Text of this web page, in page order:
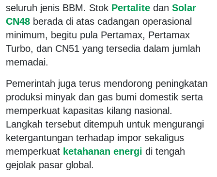
seluruh jenis BBM. Stok Pertalite dan Solar
CN48 berada di atas cadangan operasional
minimum, begitu pula Pertamax, Pertamax
Turbo, dan CN51 yang tersedia dalam jumlah
memadai.
Pemerintah juga terus mendorong peningkatan
produksi minyak dan gas bumi domestik serta
memperkuat kapasitas kilang nasional.
Langkah tersebut ditempuh untuk mengurangi
ketergantungan terhadap impor sekaligus
memperkuat ketahanan energi di tengah
gejolak pasar global.